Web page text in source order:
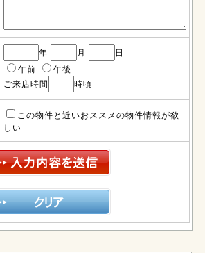
年 月
日
午前
午後
ご来店時間
時頃
この物件と近いおススメの物件情報が欲
しい